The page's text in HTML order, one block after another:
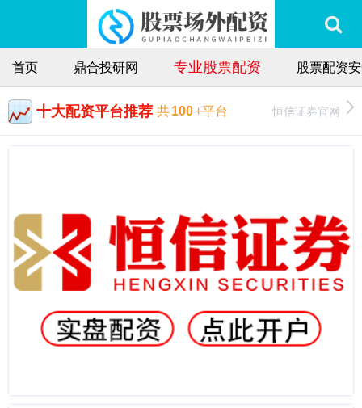
首页 鼎合投研网 专业股票配资 股票配资
十大配资平台推荐 共100+平台 恒信证券官网